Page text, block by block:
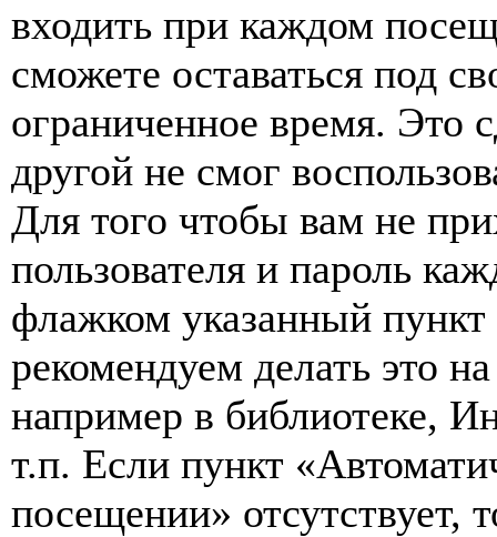
входить при каждом
сможете оставаться под
ограниченное время. Это
другой не смог
Для того чтобы вам не
пользователя и пароль
флажком указанный
рекомендуем делать это
например в библиотеке,
т.п. Если пункт
посещении» отсутствует,